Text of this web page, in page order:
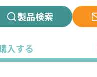
製品検索
入する